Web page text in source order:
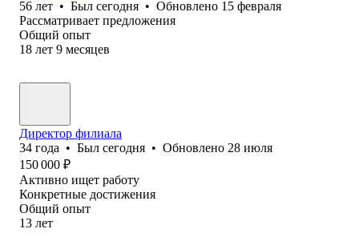
56 лет • Был сегодня • Обновлено 15 февраля
Рассматривает предложения
Общий опыт
18 лет 9 месяцев
Директор филиала
34 года • Был сегодня • Обновлено 28 июля
150 000 ₽
Активно ищет работу
Конкретные достижения
Общий опыт
13 лет